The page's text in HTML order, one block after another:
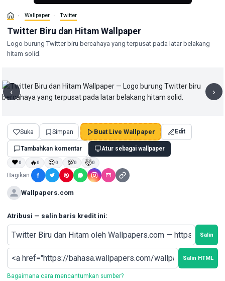
Wallpaper Twitter
Twitter Biru dan Hitam Wallpaper
Logo burung Twitter biru bercahaya yang terpusat pada latar belakang
hitam solid.
‹ ›
Suka Simpan Buat Live Wallpaper Edit
Tambahkan komentar Atur sebagai wallpaper
❤0 🔥0 😍0 💯0 🤯0
Bagikan:
Wallpapers.com
Atribusi — salin baris kredit ini:
Salin
Salin HTML
Bagaimana cara mencantumkan sumber?